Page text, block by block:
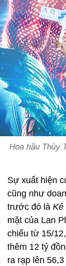
Hoa hậu Thùy
Sự xuất hiện
cũng như
trước đó là Kẻ
mặt của Lan
chiếu từ 15/
thêm 12 tỷ
ra rạp lên 56,3